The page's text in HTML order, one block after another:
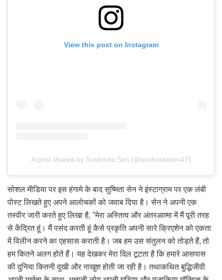
View this post on Instagram
A post shared by Sushmita Sen (@sushmitasen47)
सोशल मीडिया पर इस हंगामे के बाद सुष्मिता सेन ने इंस्टाग्राम पर एक लंबी
पोस्ट लिखते हुए अपने आलोचकों को जवाब दिया है। सेन ने अपनी एक
तस्वीर जारी करते हुए लिखा है, “मेरा अस्तित्व और अंतरआत्मा में मैं पूरी तरह
से केंद्रित हूं। मैं पसंद करती हूं कैसे प्रकृति अपनी सारे क्रिएशेन को एकता
में विलीन करने का एहसास कराती है। जब हम उस संतुलन को तोड़ते हैं, तो
हम कितने अलग होते हैं। यह देखकर मेरा दिल टूटता है कि हमारे आसपास
की दुनिया कितनी दुखी और नाखुश होती जा रही है। तथाकथित बुद्धिजीवी